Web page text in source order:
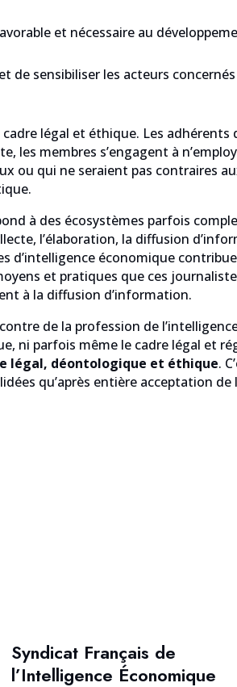
et nécessaire au
sensibiliser les acteurs
légal et éthique. Les
les membres s’engagent à
ou qui ne seraient pas contraires
à des écosystèmes parfois
l’élaboration, la diffusion
d’intelligence économique
et pratiques que ces
à la diffusion d’information.
de la profession de
ni parfois même le cadre légal et
légal, déontologique et éthique.
qu’après entière acceptation de
Syndicat Français de
l’Intelligence Économique